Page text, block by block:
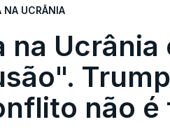
NA UCRÂNIA
na Ucrânia
não